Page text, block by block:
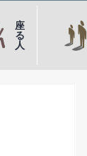
座
る
人